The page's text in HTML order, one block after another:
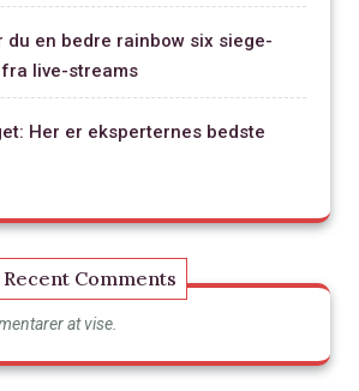
du en bedre rainbow six siege-
live-streams
Her er eksperternes bedste
Recent Comments
at vise.